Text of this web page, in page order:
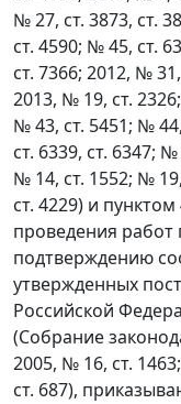
№ 27, ст. 3873, ст.
ст. 4590; № 45, ст.
ст. 7366; 2012, №
2013, № 19, ст.
№ 43, ст. 5451; №
ст. 6339, ст. 6347;
№ 14, ст. 1552; №
ст. 4229) и
проведения
подтверждению
утвержденных
Российской
(Собрание
2005, № 16, ст.
ст. 687),